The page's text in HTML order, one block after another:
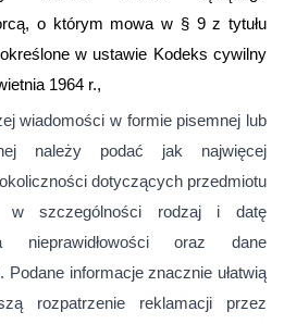
o którym mowa w § 9 z tytułu
w ustawie Kodeks cywilny
1964 r.,
wiadomości w formie pisemnej lub
należy podać jak najwięcej
dotyczących przedmiotu
w szczególności rodzaj i datę
nieprawidłowości oraz dane
Podane informacje znacznie ułatwią
rozpatrzenie reklamacji przez